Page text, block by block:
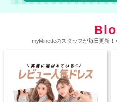
myMinetteのスタッフが毎日 更新！